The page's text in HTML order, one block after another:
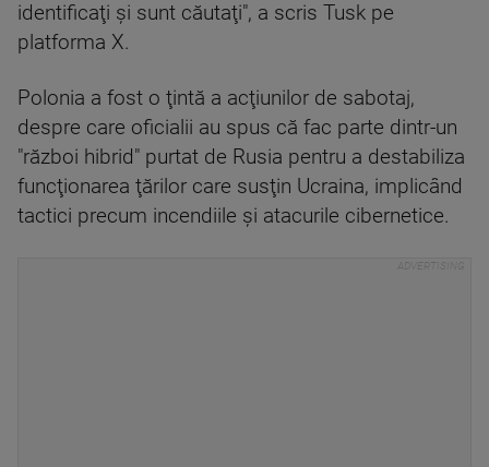
identificaţi şi sunt căutaţi", a scris Tusk pe
platforma X.
Polonia a fost o ţintă a acţiunilor de sabotaj,
despre care oficialii au spus că fac parte dintr-un
"război hibrid" purtat de Rusia pentru a destabiliza
funcţionarea ţărilor care susţin Ucraina, implicând
tactici precum incendiile şi atacurile cibernetice.